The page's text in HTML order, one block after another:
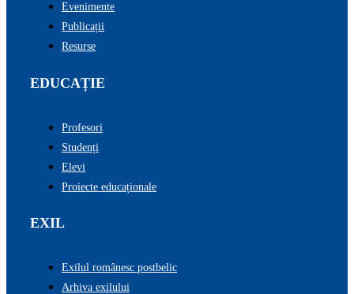
Evenimente
Publicații
Resurse
EDUCAȚIE
Profesori
Studenți
Elevi
Proiecte educaționale
EXIL
Exilul românesc postbelic
Arhiva exilului